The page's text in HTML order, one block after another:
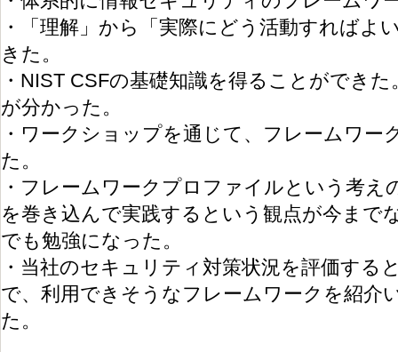
・「理解」から「実際にどう活動すればよ
きた。
・NIST CSFの基礎知識を得ることができ
が分かった。
・ワークショップを通じて、フレームワー
た。
・フレームワークプロファイルという考え
を巻き込んで実践するという観点が今まで
でも勉強になった。
・当社のセキュリティ対策状況を評価する
で、利用できそうなフレームワークを紹介
た。